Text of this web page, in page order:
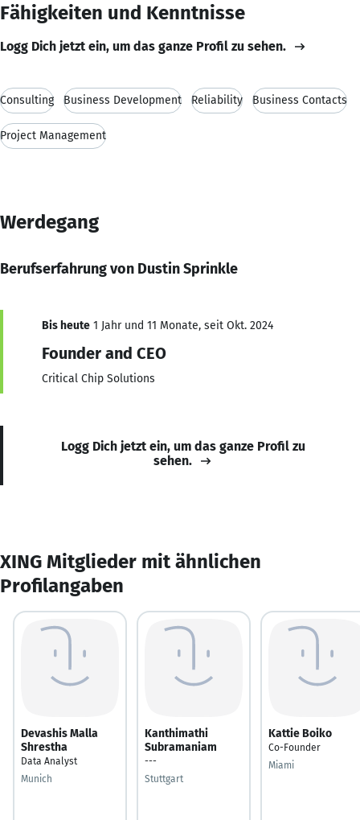
Fähigkeiten und Kenntnisse
Logg Dich jetzt ein, um das ganze Profil zu sehen.
Consulting Business Development Reliability Business Contacts
Project Management
Werdegang
Berufserfahrung von Dustin Sprinkle
Bis heute 1 Jahr und 11 Monate, seit Okt. 2024
Founder and CEO
Critical Chip Solutions
Logg Dich jetzt ein, um das ganze Profil zu
sehen.
XING Mitglieder mit ähnlichen
Profilangaben
Devashis Malla
Shrestha
Data Analyst
Munich
Kanthimathi
Subramaniam
---
Stuttgart
Kattie Boiko
Co-Founder
Miami